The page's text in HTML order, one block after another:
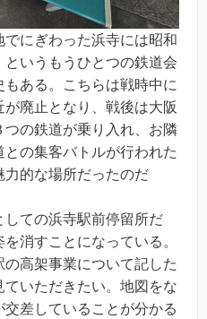
にぎわった浜寺には昭和
いうもうひとつの鉄道会
ある。こちらは戦時中に
廃止となり、戦後は大阪
の鉄道が乗り入れ、お隣
の集客バトルが行われた
力的な場所だったのだ
ての浜寺駅前停留所だ
消すことになっている。
高架事業について記した
いただきたい。地図をな
差していることが分かる